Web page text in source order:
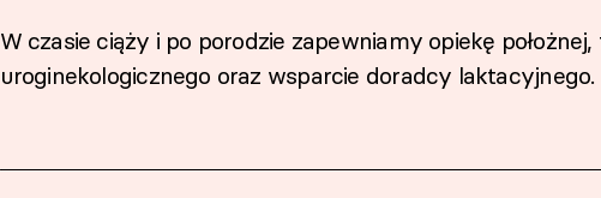
W czasie ciąży i po porodzie zapewniamy opiekę
uroginekologicznego oraz wsparcie doradcy laktacyjnego.